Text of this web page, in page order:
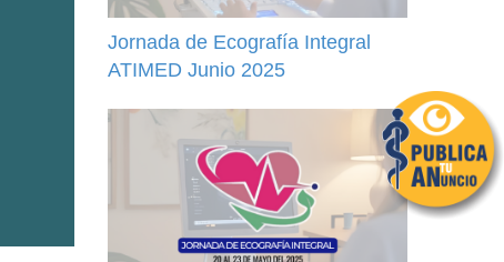
Jornada de Ecografía Integral
ATIMED Junio 2025